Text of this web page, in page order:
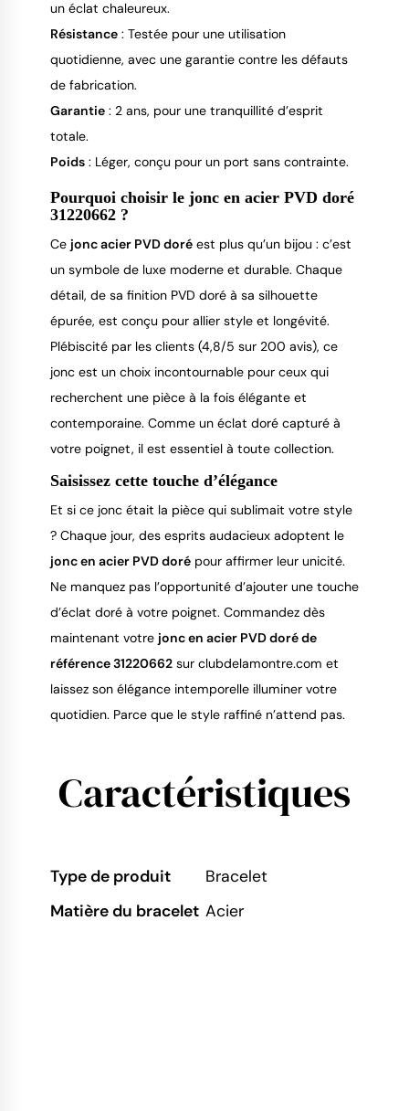
un éclat chaleureux.
Résistance : Testée pour une utilisation
quotidienne, avec une garantie contre les défauts
de fabrication.
Garantie : 2 ans, pour une tranquillité d’esprit
totale.
Poids : Léger, conçu pour un port sans contrainte.
Pourquoi choisir le jonc en acier PVD doré
31220662 ?
Ce jonc acier PVD doré est plus qu’un bijou : c’est
un symbole de luxe moderne et durable. Chaque
détail, de sa finition PVD doré à sa silhouette
épurée, est conçu pour allier style et longévité.
Plébiscité par les clients (4,8/5 sur 200 avis), ce
jonc est un choix incontournable pour ceux qui
recherchent une pièce à la fois élégante et
contemporaine. Comme un éclat doré capturé à
votre poignet, il est essentiel à toute collection.
Saisissez cette touche d’élégance
Et si ce jonc était la pièce qui sublimait votre style
? Chaque jour, des esprits audacieux adoptent le
jonc en acier PVD doré pour affirmer leur unicité.
Ne manquez pas l’opportunité d’ajouter une touche
d’éclat doré à votre poignet. Commandez dès
maintenant votre jonc en acier PVD doré de
référence 31220662 sur clubdelamontre.com et
laissez son élégance intemporelle illuminer votre
quotidien. Parce que le style raffiné n’attend pas.
Caractéristiques
Type de produit
Bracelet
Matière du bracelet Acier